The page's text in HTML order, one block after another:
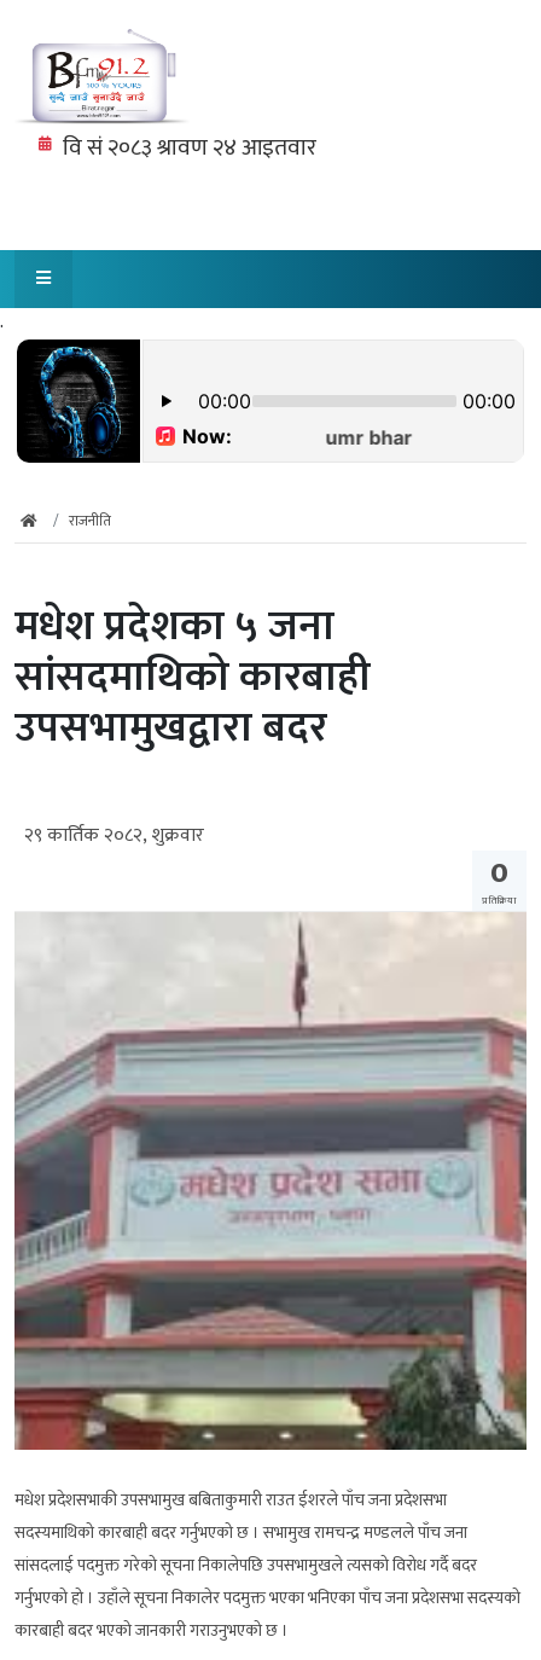
.
राजनीति
मधेश प्रदेशका ५ जना
सांसदमाथिको कारबाही
उपसभामुखद्वारा बदर
२९ कार्तिक २०८२, शुक्रवार
0
प्रतिक्रिया
मधेश प्रदेशसभाकी उपसभामुख बबिताकुमारी राउत ईशरले पाँच जना प्रदेशसभा
सदस्यमाथिको कारबाही बदर गर्नुभएको छ । सभामुख रामचन्द्र मण्डलले पाँच जना
सांसदलाई पदमुक्त गरेको सूचना निकालेपछि उपसभामुखले त्यसको विरोध गर्दै बदर
गर्नुभएको हो । उहाँले सूचना निकालेर पदमुक्त भएका भनिएका पाँच जना प्रदेशसभा सदस्यको
कारबाही बदर भएको जानकारी गराउनुभएको छ ।